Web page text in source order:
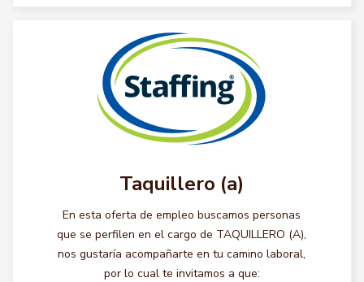
Taquillero (a)
En esta oferta de empleo buscamos personas
que se perfilen en el cargo de TAQUILLERO (A),
nos gustaría acompañarte en tu camino laboral,
por lo cual te invitamos a que: